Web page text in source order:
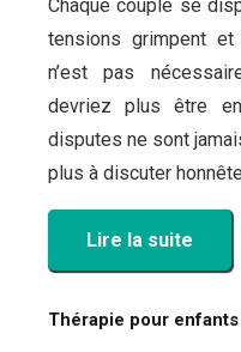
Chaque couple se
tensions grimpent
n’est pas
devriez plus être
disputes ne sont
plus à discuter
Lire la suite
Thérapie pour